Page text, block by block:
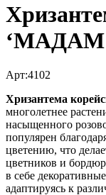
Арт:4102
Хризантема
многолетнее
насыщенного
популярен
цветению, что
цветников и
в себе
адаптируясь к